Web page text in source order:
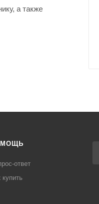
а также
ответ
купить